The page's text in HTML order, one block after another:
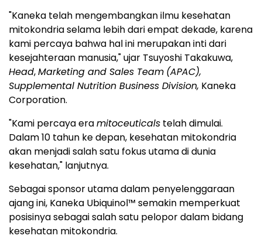
"Kaneka telah mengembangkan ilmu kesehatan
mitokondria selama lebih dari empat dekade, karena
kami percaya bahwa hal ini merupakan inti dari
kesejahteraan manusia," ujar Tsuyoshi Takakuwa,
Head,Marketing and Sales Team (APAC),
Supplemental Nutrition Business Division, Kaneka
Corporation.
"Kami percaya eramitoceuticals telah dimulai.
Dalam 10 tahun ke depan, kesehatan mitokondria
akan menjadi salah satu fokus utama di dunia
kesehatan," lanjutnya.
Sebagai sponsor utama dalam penyelenggaraan
ajang ini, Kaneka Ubiquinol™ semakin memperkuat
posisinya sebagai salah satu pelopor dalam bidang
kesehatan mitokondria.